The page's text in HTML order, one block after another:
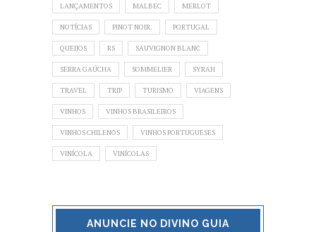
LANÇAMENTOS MALBEC MERLOT
NOTÍCIAS PINOT NOIR. PORTUGAL
QUEIJOS RS SAUVIGNON BLANC
SERRA GAÚCHA SOMMELIER SYRAH
TRAVEL TRIP TURISMO VIAGENS
VINHOS VINHOS BRASILEIROS
VINHOS CHILENOS VINHOS PORTUGUESES
VINÍCOLA VINÍCOLAS
ANUNCIE NO DIVINO GUIA